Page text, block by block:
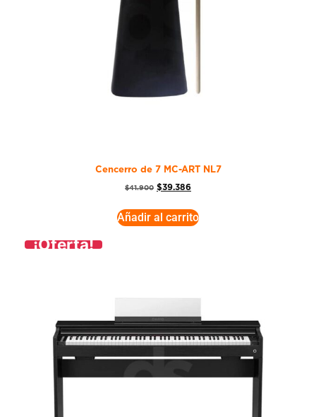
Cencerro de 7 MC-ART NL7
$41.900 $39.386
Añadir al carrito
¡Oferta!